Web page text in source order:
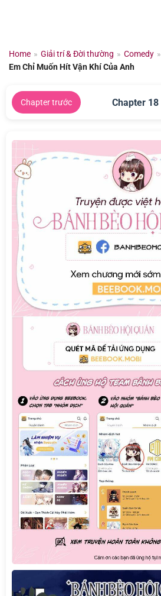
dungHome » Giải trí & Đời thường » Comedy »
Em Chỉ Muốn Hít Vận Khí Của Anh
Chapter trước Chapter 18